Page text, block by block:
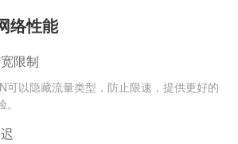
络性能
限制
可以隐藏流量类型，防止限速，提供更好的